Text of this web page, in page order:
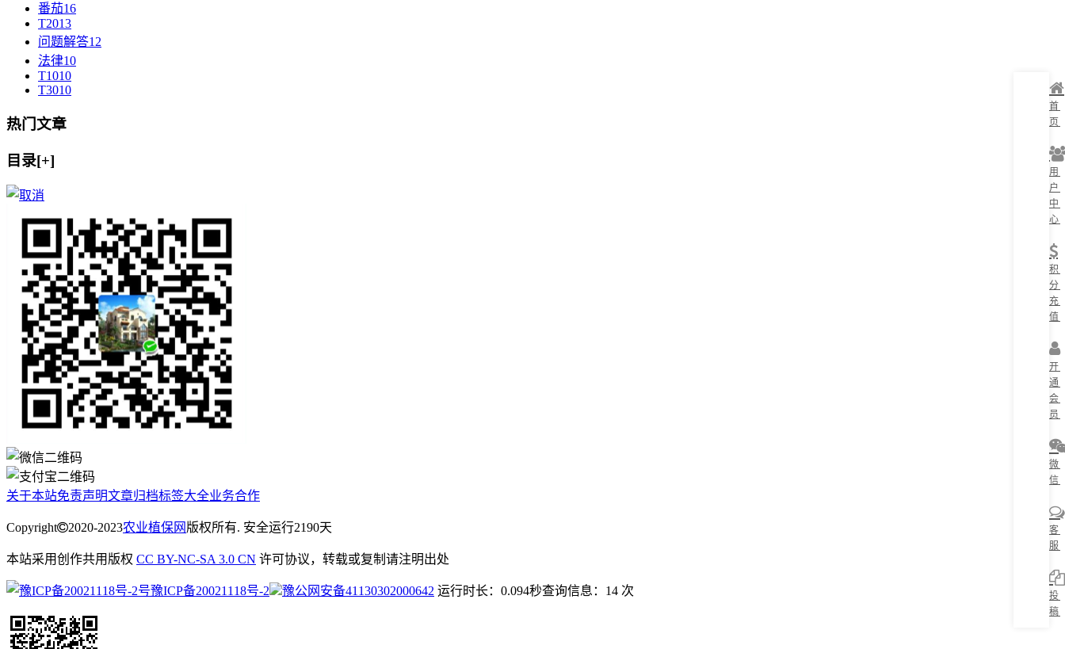
番茄16
T2013
问题解答12
法律10
T1010
T3010
热门文章
目录[+]
关于本站免责声明文章归档标签大全业务合作
Copyright 2020-2023农业植保网 版权所有. 安全运行2190天
本站采用创作共用版权 CC BY-NC-SA 3.0 CN 许可协议，转载或复制请注明出处
豫ICP备20021118号-2 豫公网安备41130302000642 运行时长：0.094秒查询信息：14 次
首
页
用
户
中
心
积
分
充
值
开
通
会
员
微
信
客
服
投
稿